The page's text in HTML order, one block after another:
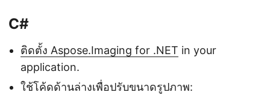
C#
ติดตั้ง Aspose.Imaging for .NET in your
application.
ใช้โค้ดด้านล่างเพื่อปรับขนาดรูปภาพ: